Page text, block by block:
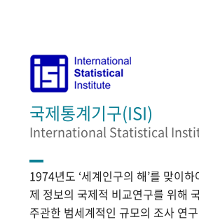
국제통계기구(ISI)
International Statistical
1974년도 ‘세계인구의 해’를 맞이
제 정보의 국제적 비교연구를 위
주관한 범세계적인 규모의 조사 연